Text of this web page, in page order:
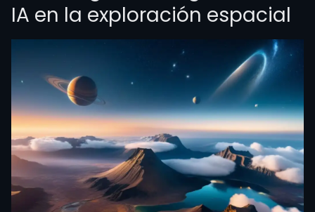
IA en la exploración espacial